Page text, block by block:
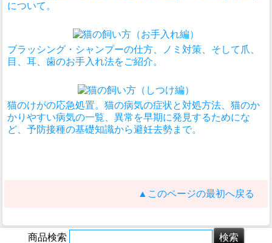
について。
ブラッシング・シャンプーの仕方、ノミ対策、そして爪、
目、耳、歯のお手入れ法をご紹介。
猫のけがの応急処置。猫の病気の症状と対処方法、猫のか
かりやすい病気の一覧、異常を早期に発見するためにな
ど、予防接種の基礎知識から避妊去勢まで。
▲このページの最初へ戻る
商品検索